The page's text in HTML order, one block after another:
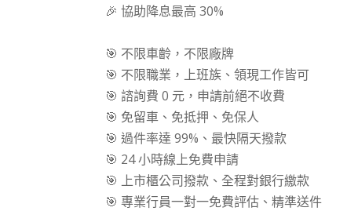
🎉 協助降息最高 30%
🎯 不限車齡，不限廠牌
🎯 不限職業，上班族、領現工作皆可
🎯 諮詢費 0 元，申請前絕不收費
🎯 免留車、免抵押、免保人
🎯 過件率達 99%、最快隔天撥款
🎯 24 小時線上免費申請
🎯 上市櫃公司撥款、全程對銀行繳款
🎯 專業行員一對一免費評估、精準送件